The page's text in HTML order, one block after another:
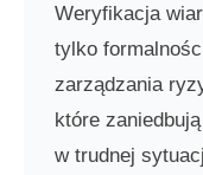
Weryfikacja
tylko
zarządzania
które
w trudnej